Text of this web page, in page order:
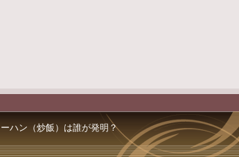
ハン（炒飯）は誰が発明？